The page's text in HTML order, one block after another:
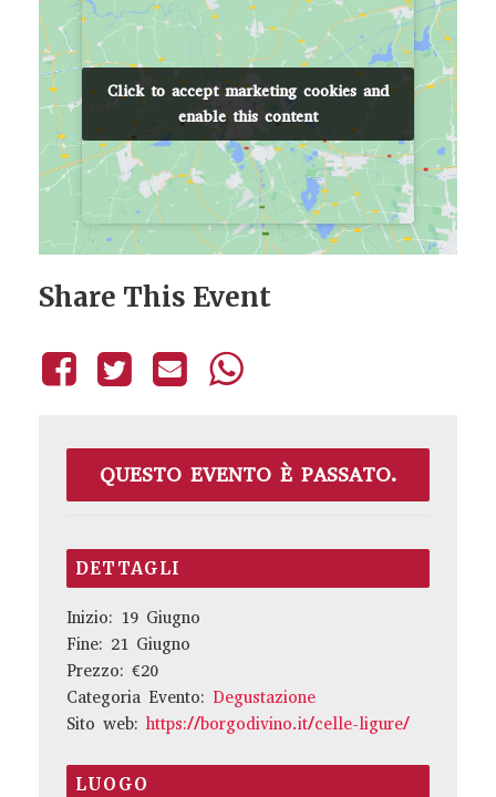
Click to accept marketing cookies and
enable this content
Click to accept marketing cookies and
enable this content
Share This Event
QUESTO EVENTO È PASSATO.
DETTAGLI
Inizio: 19 Giugno
Fine: 21 Giugno
Prezzo: €20
Categoria Evento: Degustazione
Sito web: https://borgodivino.it/celle-ligure/
LUOGO